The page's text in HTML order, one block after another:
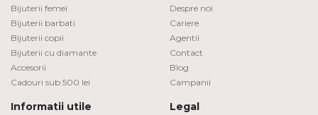
Bijuterii femei
Bijuterii barbati
Bijuterii copii
Bijuterii cu diamante
Accesorii
Cadouri sub 500 lei
Despre noi
Cariere
Agentii
Contact
Blog
Campanii
Informatii utile Legal